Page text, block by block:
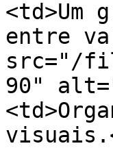
<td>Um
entre
src="/
90"